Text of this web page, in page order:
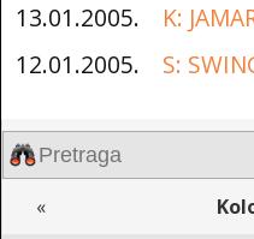
13.01.2005.
K:
12.01.2005.
S:
«